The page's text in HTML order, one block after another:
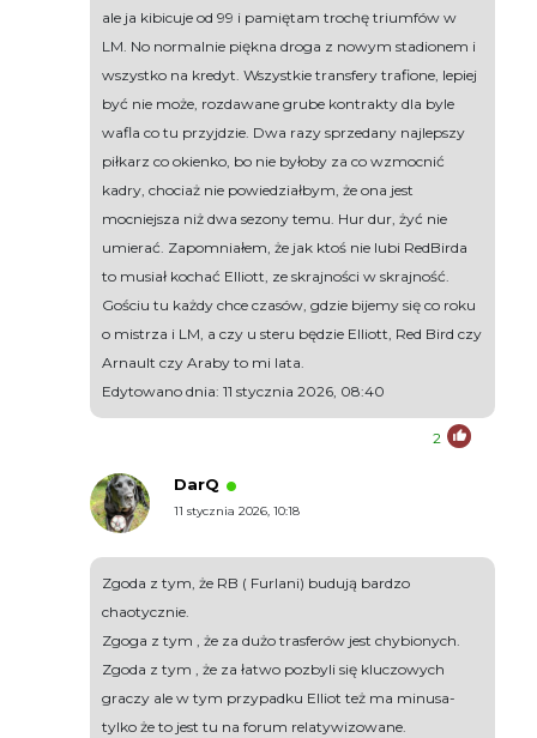
ale ja kibicuje od 99 i pamiętam trochę triumfów w
LM. No normalnie piękna droga z nowym stadionem i
wszystko na kredyt. Wszystkie transfery trafione, lepiej
być nie może, rozdawane grube kontrakty dla byle
wafla co tu przyjdzie. Dwa razy sprzedany najlepszy
piłkarz co okienko, bo nie byłoby za co wzmocnić
kadry, chociaż nie powiedziałbym, że ona jest
mocniejsza niż dwa sezony temu. Hur dur, żyć nie
umierać. Zapomniałem, że jak ktoś nie lubi RedBirda
to musiał kochać Elliott, ze skrajności w skrajność.
Gościu tu każdy chce czasów, gdzie bijemy się co roku
o mistrza i LM, a czy u steru będzie Elliott, Red Bird czy
Arnault czy Araby to mi lata.
Edytowano dnia: 11 stycznia 2026, 08:40
2
DarQ
11 stycznia 2026, 10:18
Zgoda z tym, że RB ( Furlani) budują bardzo
chaotycznie.
Zgoga z tym , że za dużo trasferów jest chybionych.
Zgoda z tym , że za łatwo pozbyli się kluczowych
graczy ale w tym przypadku Elliot też ma minusa-
tylko że to jest tu na forum relatywizowane.